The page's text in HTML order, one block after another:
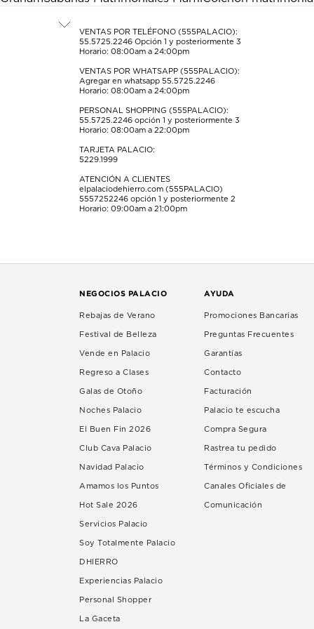
abrirá
formulario
abrirá
formulario
de
abrirá
formulario
de
abrirá
formulario
de
abrirá
formulario
de
envío.
VENTAS POR TELÉFONO (555PALACIO):
55.5725.2246 Opción 1 y posteriormente 3
Horario: 08:00am a 24:00pm
VENTAS POR WHATSAPP (555PALACIO):
Agregar en whatsapp 55.5725.2246
Horario: 08:00am a 24:00pm
PERSONAL SHOPPING (555PALACIO):
55.5725.2246 opción 1 y posteriormente 3
Horario: 08:00am a 22:00pm
TARJETA PALACIO:
5229.1999
ATENCIÓN A CLIENTES
elpalaciodehierro.com (555PALACIO)
5557252246 opción 1 y posteriormente 2
Horario: 09:00am a 21:00pm
NEGOCIOS PALACIO
Rebajas de Verano
Festival de Belleza
Vende en Palacio
Regreso a Clases
Galas de Otoño
Noches Palacio
El Buen Fin 2026
Club Cava Palacio
Navidad Palacio
Amamos los Puntos
Hot Sale 2026
Servicios Palacio
Soy Totalmente Palacio
DHIERRO
Experiencias Palacio
Personal Shopper
La Gaceta
AYUDA
Promociones Bancarias
Preguntas Frecuentes
Garantías
Contacto
Facturación
Palacio te escucha
Compra Segura
Rastrea tu pedido
Términos y Condiciones
Canales Oficiales de
Comunicación